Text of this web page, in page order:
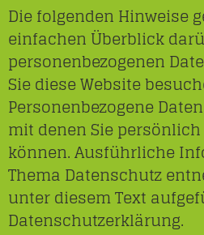
Die folgenden Hinweise
einfachen Überblick
personenbezogenen
Sie diese Website
Personenbezogene
mit denen Sie
können. Ausführliche
Thema Datenschutz
unter diesem Text
Datenschutzerklärung.